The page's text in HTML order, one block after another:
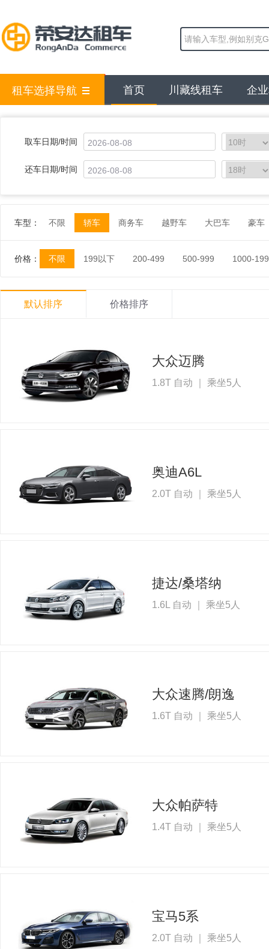
租车选择导航 首页 川藏线租车 企
取车日期/时间
还车日期/时间
车型： 不限 轿车 商务车 越野车 大巴车 豪车
价格： 不限 199以下 200-499 500-999 1000-
默认排序 价格排序
大众迈腾
1.8T 自动 ｜ 乘坐5人
奥迪A6L
2.0T 自动 ｜ 乘坐5人
捷达/桑塔纳
1.6L 自动 ｜ 乘坐5人
大众速腾/朗逸
1.6T 自动 ｜ 乘坐5人
大众帕萨特
1.4T 自动 ｜ 乘坐5人
宝马5系
2.0T 自动 ｜ 乘坐5人